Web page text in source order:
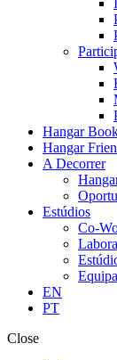
Hangar
Hangar
A Decorrer
Estúdios
Co-
EN
PT
Close